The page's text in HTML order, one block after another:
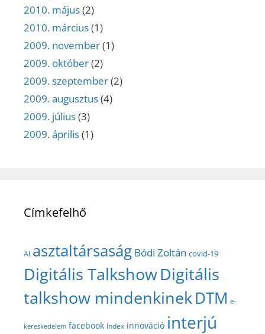
2010. május(2)
2010. március(1)
2009. november(1)
2009. október(2)
2009. szeptember(2)
2009. augusztus(4)
2009. július(3)
2009. április(1)
Címkefelhő
AI asztaltársaság Bódi Zoltán covid-19
Digitális TalkshowDigitális
talkshow mindenkinekDTM e-
kereskedelem facebook Index innováció interjú